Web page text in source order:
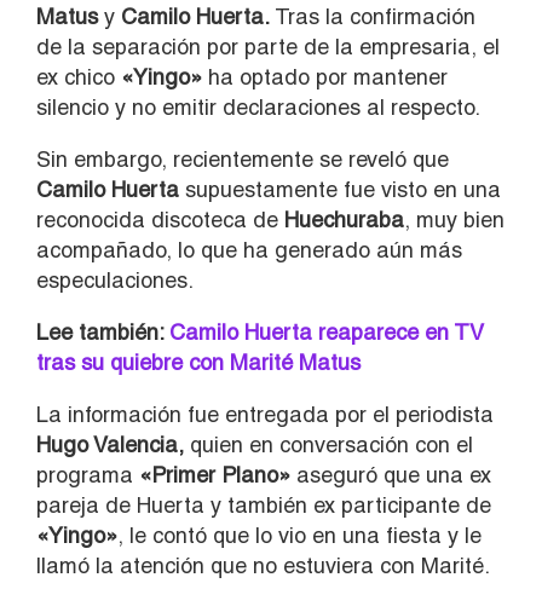
Matusy Camilo Huerta. Tras la confirmación
de la separación por parte de la empresaria, el
ex chico «Yingo» ha optado por mantener
silencio y no emitir declaraciones al respecto.
Sin embargo, recientemente se reveló que
Camilo Huerta supuestamente fue visto en una
reconocida discoteca de Huechuraba, muy bien
acompañado, lo que ha generado aún más
especulaciones.
Lee también: Camilo Huerta reaparece en TV
tras su quiebre con Marité Matus
La información fue entregada por el periodista
Hugo Valencia, quien en conversación con el
programa «Primer Plano» aseguró que una ex
pareja de Huerta y también ex participante de
«Yingo», le contó que lo vio en una fiesta y le
llamó la atención que no estuviera con Marité.